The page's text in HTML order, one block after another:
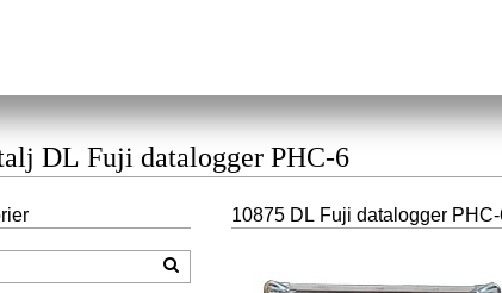
DL Fuji datalogger PHC-6
10875 DL Fuji datalogger